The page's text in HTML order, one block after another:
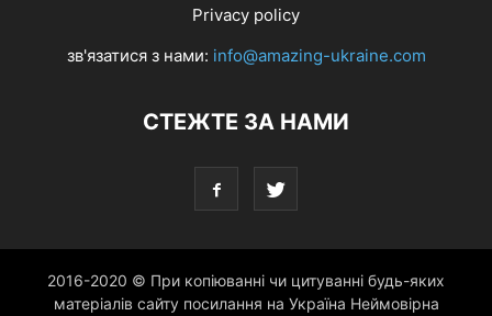
Privacy policy
зв'язатися з нами: info@amazing-ukraine.com
СТЕЖТЕ ЗА НАМИ
2016-2020 © При копіюванні чи цитуванні будь-яких
матеріалів сайту посилання на Україна Неймовірна